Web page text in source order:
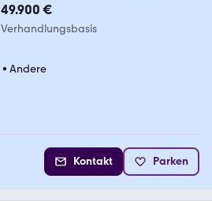
49.900 €
Verhandlungsbasis
• Andere
Kontakt Parken